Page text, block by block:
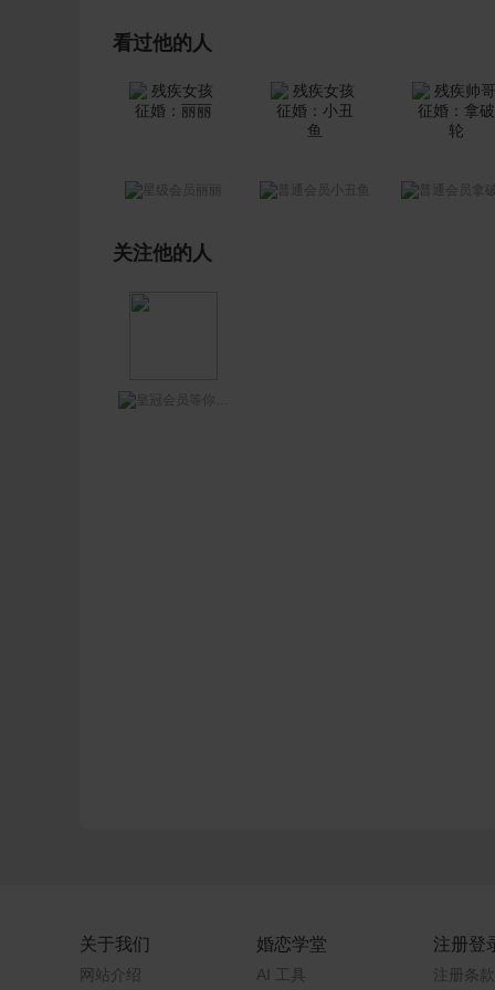
看过他的人
小丑鱼
关注他的人
等你网王哥
关于我们
网站介绍
婚恋学堂
AI 工具
注册登
注册条款